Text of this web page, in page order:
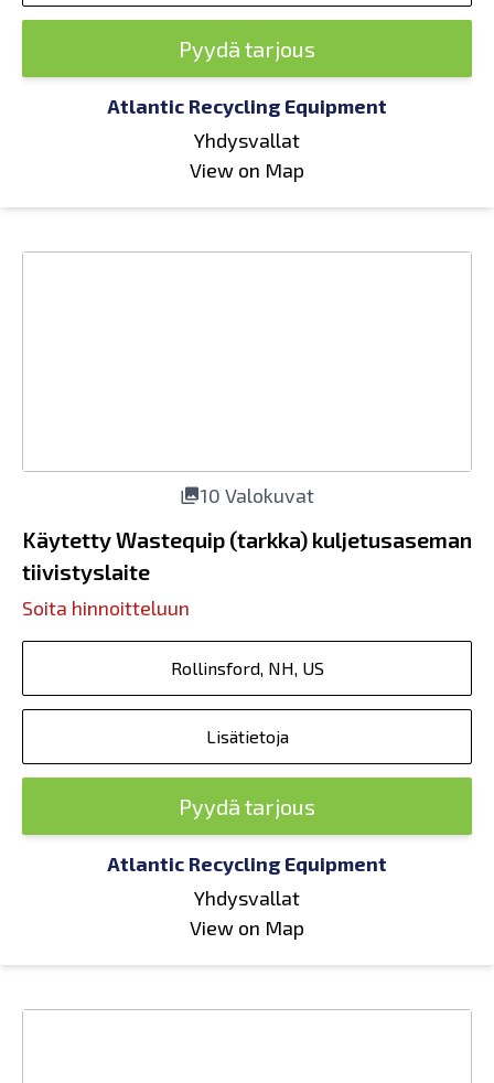
Pyydä tarjous
Atlantic Recycling Equipment
Yhdysvallat
View on Map
10 Valokuvat
Käytetty Wastequip (tarkka) kuljetusaseman
tiivistyslaite
Soita hinnoitteluun
Rollinsford, NH, US
Lisätietoja
Pyydä tarjous
Atlantic Recycling Equipment
Yhdysvallat
View on Map